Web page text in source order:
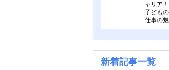
ャリア
子ども
仕事の
新着記事一覧